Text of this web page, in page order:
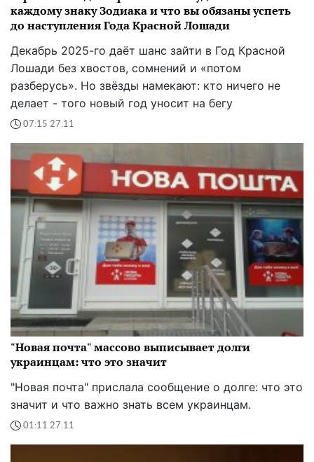
каждому знаку Зодиака и что вы обязаны успеть
до наступления Года Красной Лошади
Декабрь 2025-го даёт шанс зайти в Год Красной
Лошади без хвостов, сомнений и «потом
разберусь». Но звёзды намекают: кто ничего не
делает - того новый год уносит на бегу
07:15 27.11
"Новая почта" массово выписывает долги
украинцам: что это значит
"Новая почта" прислала сообщение о долге: что это
значит и что важно знать всем украинцам.
01:11 27.11